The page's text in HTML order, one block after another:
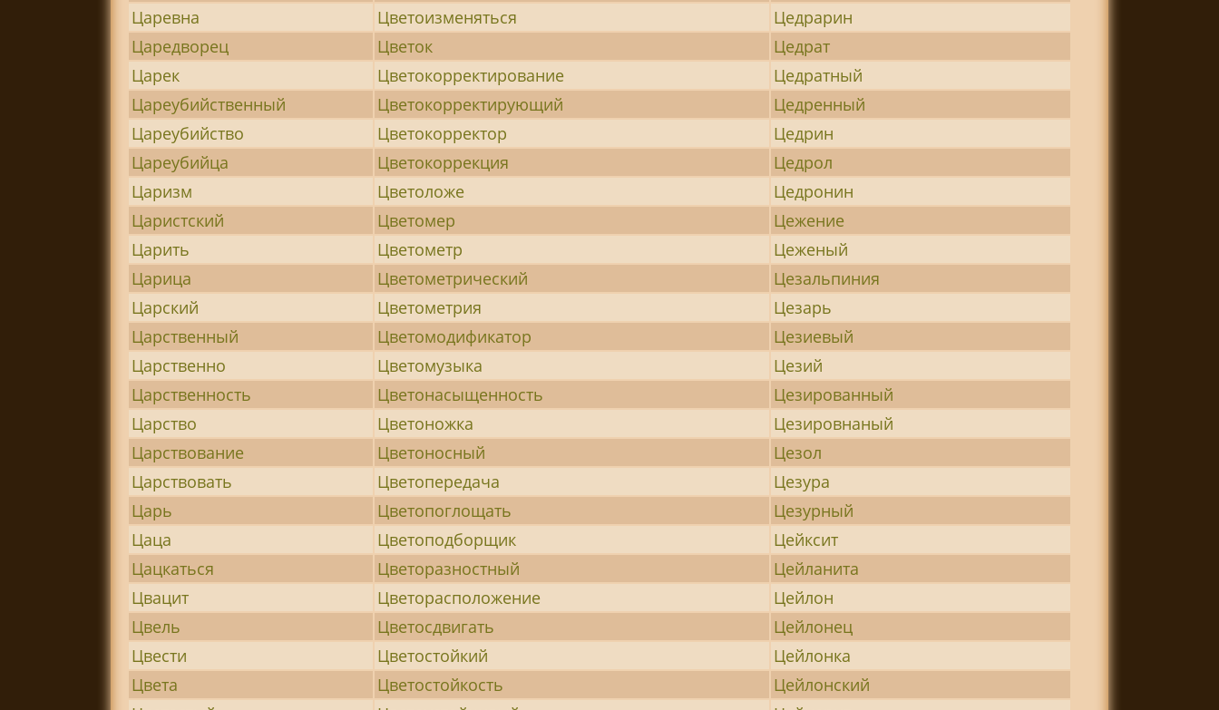
Царевна
Цветоизменяться
Цедрарин
Царедворец
Цветок
Цедрат
Царек
Цветокорректирование
Цедратный
Цареубийственный
Цветокорректирующий
Цедренный
Цареубийство
Цветокорректор
Цедрин
Цареубийца
Цветокоррекция
Цедрол
Царизм
Цветоложе
Цедронин
Царистский
Цветомер
Цежение
Царить
Цветометр
Цеженый
Царица
Цветометрический
Цезальпиния
Царский
Цветометрия
Цезарь
Царственный
Цветомодификатор
Цезиевый
Царственно
Цветомузыка
Цезий
Царственность
Цветонасыщенность
Цезированный
Царство
Цветоножка
Цезировнаный
Царствование
Цветоносный
Цезол
Царствовать
Цветопередача
Цезура
Царь
Цветопоглощать
Цезурный
Цаца
Цветоподборщик
Цейксит
Цацкаться
Цветоразностный
Цейланита
Цвацит
Цветорасположение
Цейлон
Цвель
Цветосдвигать
Цейлонец
Цвести
Цветостойкий
Цейлонка
Цвета
Цветостойкость
Цейлонский